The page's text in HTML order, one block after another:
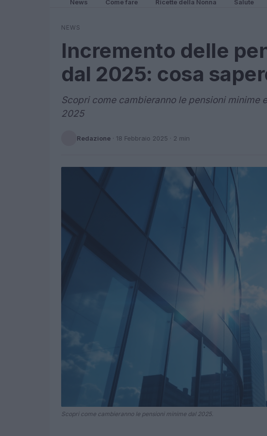
News Come fare Ricette della Nonna Salute
NEWS
Incremento delle
dal 2025: cosa
Scopri come cambieranno le pensioni minime
2025
Redazione · 18 Febbraio 2025 · 2 min
Scopri come cambieranno le pensioni minime dal 2025.